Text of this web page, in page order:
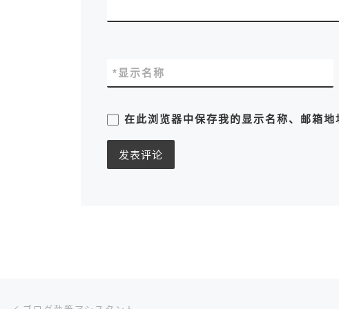
显示名称
*
在此浏览器中保存我的显示名称、邮箱地
文章导航